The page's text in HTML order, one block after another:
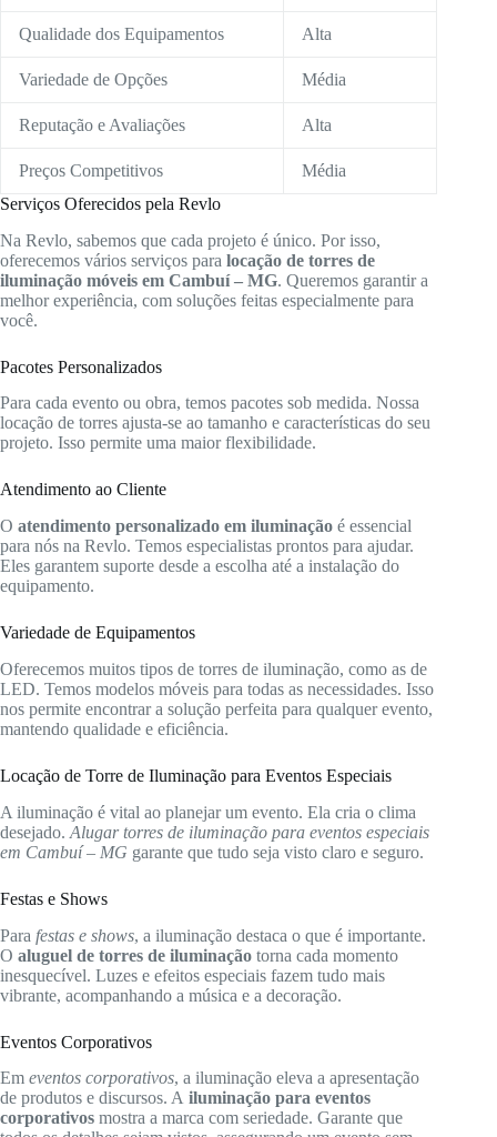
Qualidade dos Equipamentos Alta
Variedade de Opções Média
Reputação e Avaliações Alta
Preços Competitivos
Média
Serviços Oferecidos pela Revlo
Na Revlo, sabemos que cada projeto é único. Por isso,
oferecemos vários serviços para locação de torres de
iluminação móveis em Cambuí – MG. Queremos garantir a
melhor experiência, com soluções feitas especialmente para
você.
Pacotes Personalizados
Para cada evento ou obra, temos pacotes sob medida. Nossa
locação de torres ajusta-se ao tamanho e características do seu
projeto. Isso permite uma maior flexibilidade.
Atendimento ao Cliente
O atendimento personalizado em iluminação é essencial
para nós na Revlo. Temos especialistas prontos para ajudar.
Eles garantem suporte desde a escolha até a instalação do
equipamento.
Variedade de Equipamentos
Oferecemos muitos tipos de torres de iluminação, como as de
LED. Temos modelos móveis para todas as necessidades. Isso
nos permite encontrar a solução perfeita para qualquer evento,
mantendo qualidade e eficiência.
Locação de Torre de Iluminação para Eventos Especiais
A iluminação é vital ao planejar um evento. Ela cria o clima
desejado. Alugar torres de iluminação para eventos especiais
em Cambuí – MG garante que tudo seja visto claro e seguro.
Festas e Shows
Para festas e shows, a iluminação destaca o que é importante.
O aluguel de torres de iluminação torna cada momento
inesquecível. Luzes e efeitos especiais fazem tudo mais
vibrante, acompanhando a música e a decoração.
Eventos Corporativos
Em eventos corporativos, a iluminação eleva a apresentação
de produtos e discursos. A iluminação para eventos
corporativos mostra a marca com seriedade. Garante que